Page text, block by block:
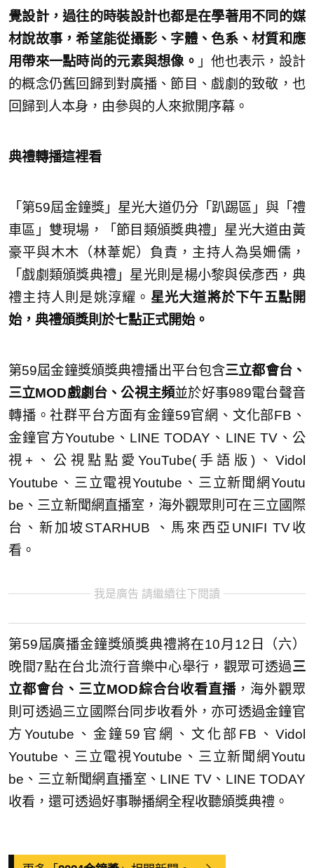
覺設計，過往的時裝設計也都是在學著用不同的媒
材說故事，希望能從攝影、字體、色系、材質和應
用帶來一點時尚的元素與想像。 」他也表示，設計
的概念仍舊回歸到對廣播、節目、戲劇的致敬，也
回歸到人本身，由參與的人來掀開序幕。
典禮轉播這裡看
「第59屆金鐘獎」星光大道仍分「趴踢區」與「禮
車區」雙現場，
「節目類頒獎典禮」星光大道由黃
豪平與木木（林葦妮）負責， 主持人為吳姍儒，
「戲劇類頒獎典禮」星光則是楊小黎與侯彥西， 典
禮主持人則是姚淳耀。 星光大道將於下午五點開
始， 典禮頒獎則於七點正式開始。
第59屆金鐘獎頒獎典禮播出平台包含三立都會台、
三立MOD戲劇台、公視主頻並於好事989電台聲音
轉播。社群平台方面有金鐘59官網、文化部FB、
金鐘官方Youtube、LINE TODAY、LINE TV、公
視+、公視點點愛YouTube(手語版)、Vidol
Youtube、三立電視Youtube、三立新聞網Youtu
be、三立新聞網直播室，海外觀眾則可在三立國際
台、新加坡STARHUB 、馬來西亞UNIFI TV收
看。
我是廣告 請繼續往下閱讀
第59屆廣播金鐘獎頒獎典禮將在10月12日（六）
晚間7點在台北流行音樂中心舉行，觀眾可透過三
立都會台、三立MOD綜合台收看直播 ，海外觀眾
則可透過三立國際台同步收看外， 亦可透過金鐘官
方Youtube、金鐘59官網、文化部FB、Vidol
Youtube、三立電視Youtube、三立新聞網Youtu
be、三立新聞網直播室、LINE TV、LINE TODAY
收看，還可透過好事聯播網全程收聽頒獎典禮。